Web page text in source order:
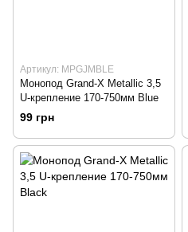
Артикул: MPGJMBLE
Монопод Grand-X Metallic 3,5
U-крепление 170-750мм Blue
99 грн